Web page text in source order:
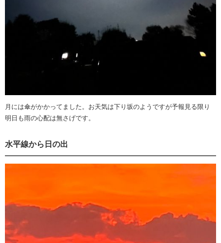
月には傘がかかってました。お天気は下り坂のようですが予報見る限り
明日も雨の心配は無さげです。
水平線から日の出